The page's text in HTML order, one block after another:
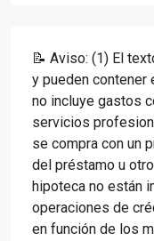
📝 Aviso: (1) El
y pueden contener
no incluye gastos
servicios
se compra con un
del préstamo u
hipoteca no están
operaciones de
en función de los